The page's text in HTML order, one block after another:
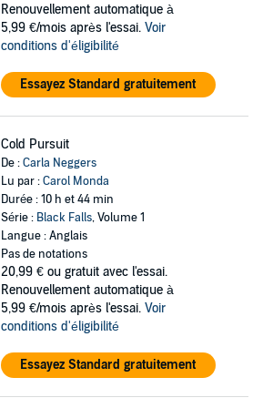
Renouvellement automatique à
5,99 €/mois après l'essai. Voir
conditions d'éligibilité
Essayez Standard gratuitement
Cold Pursuit
De :Carla Neggers
Lu par :Carol Monda
Durée : 10 h et 44 min
Série : Black Falls, Volume 1
Langue : Anglais
Pas de notations
20,99 € ou gratuit avec l'essai.
Renouvellement automatique à
5,99 €/mois après l'essai. Voir
conditions d'éligibilité
Essayez Standard gratuitement